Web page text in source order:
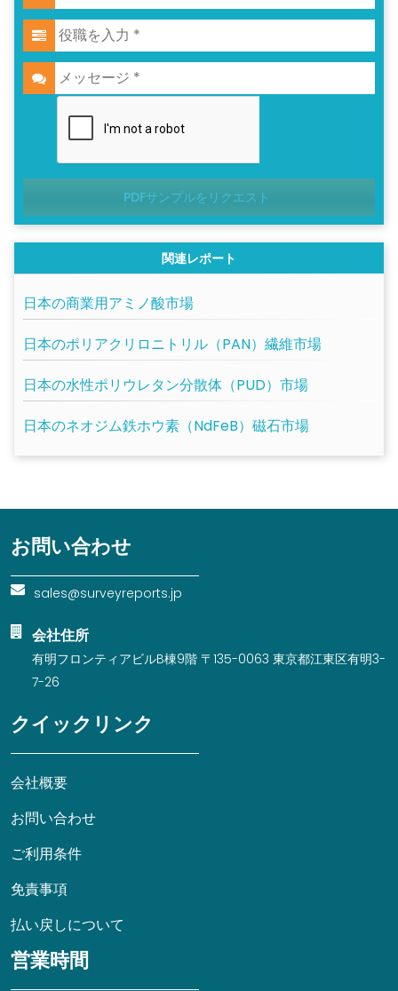
PDFサンプルをリクエスト
関連レポート
日本の商業用アミノ酸市場
日本のポリアクリロニトリル（PAN）繊維市場
日本の水性ポリウレタン分散体（PUD）市場
日本のネオジム鉄ホウ素（NdFeB）磁石市場
お問い合わせ
sales@surveyreports.jp
会社住所
有明フロンティアビルB棟9階 〒135-0063 東京都江東区有明3-
7-26
クイックリンク
会社概要
お問い合わせ
ご利用条件
免責事項
払い戻しについて
営業時間